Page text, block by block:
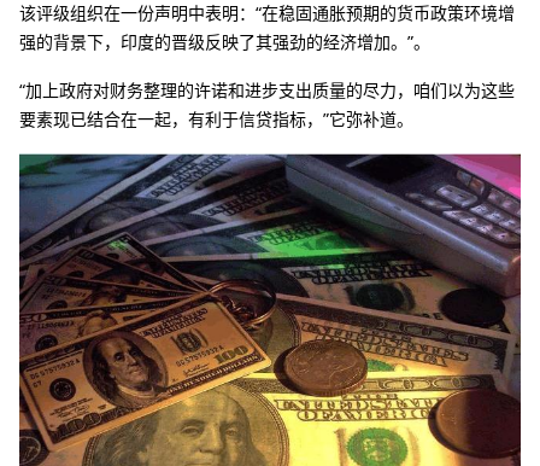
该评级组织在一份声明中表明：“在稳固通胀预期的货币政策环境增
强的背景下，印度的晋级反映了其强劲的经济增加。”。
“加上政府对财务整理的许诺和进步支出质量的尽力，咱们以为这些
要素现已结合在一起，有利于信贷指标，”它弥补道。